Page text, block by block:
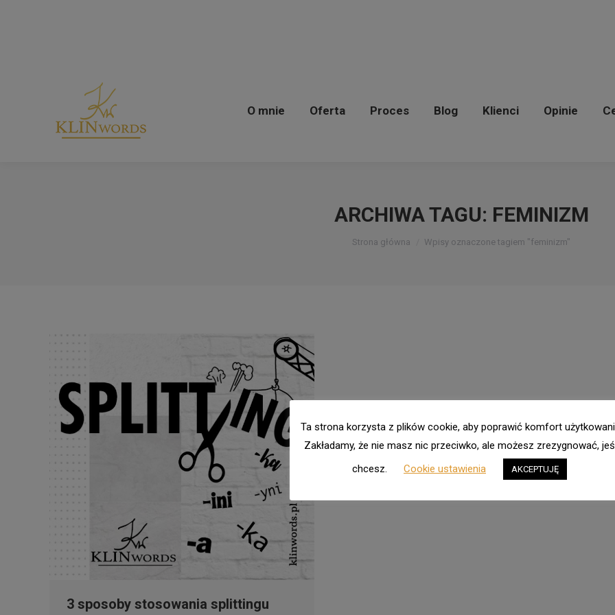
O mnie Oferta Proces Blog Klienci Opinie
ARCHIWA TAGU: FEMINIZM
Jesteś tutaj:
Strona główna Wpisy oznaczone tagiem "feminizm"
3 sposoby stosowania splittingu
Ta strona korzysta z plików cookie, aby poprawić komfort
Zakładamy, że nie masz nic przeciwko, ale możesz zrezygnować,
chcesz.
Cookie ustawienia AKCEPTUJĘ